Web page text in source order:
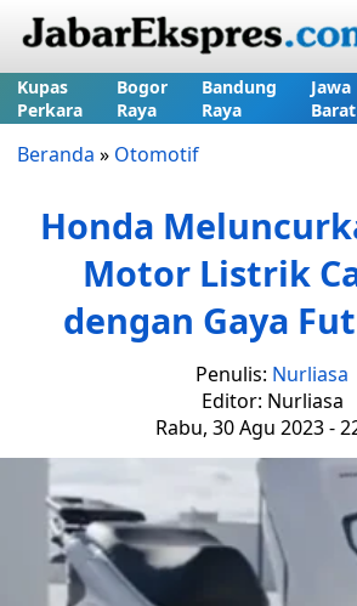
Kupas
Perkara
Bogor
Raya
Bandung
Raya
Jawa
Barat
Beranda » Otomotif
Honda
Motor Listrik
dengan Gaya
Penulis: Nurliasa
Editor: Nurliasa
Rabu, 30 Agu 2023 -